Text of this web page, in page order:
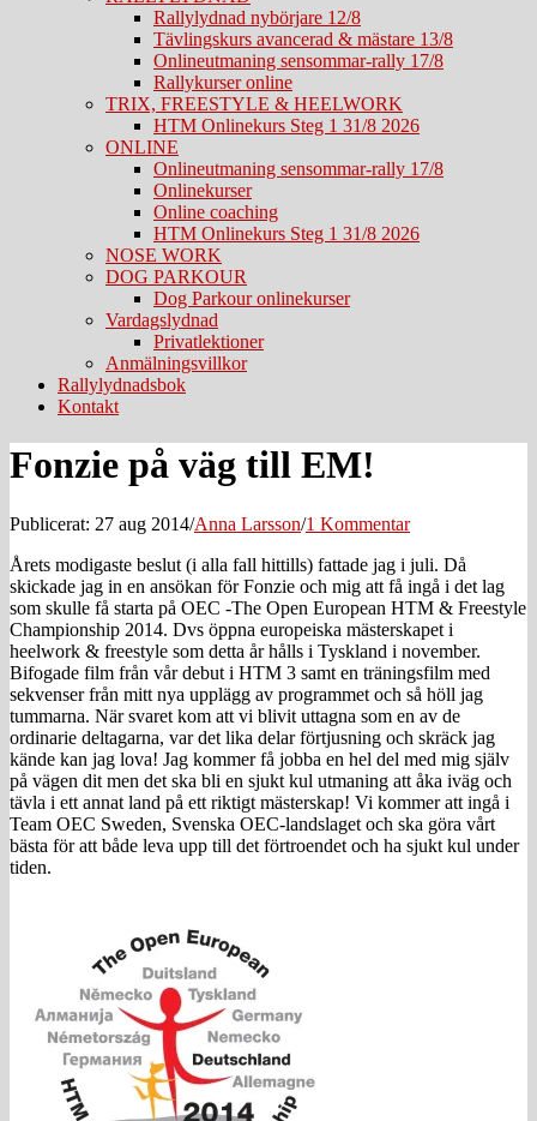
Rallylydnad nybörjare 12/8
Tävlingskurs avancerad & mästare 13/8
Onlineutmaning sensommar-rally 17/8
Rallykurser online
TRIX, FREESTYLE & HEELWORK
HTM Onlinekurs Steg 1 31/8 2026
ONLINE
Onlineutmaning sensommar-rally 17/8
Onlinekurser
Online coaching
HTM Onlinekurs Steg 1 31/8 2026
NOSE WORK
DOG PARKOUR
Dog Parkour onlinekurser
Vardagslydnad
Privatlektioner
Anmälningsvillkor
Rallylydnadsbok
Kontakt
Fonzie på väg till EM!
Publicerat: 27 aug 2014/Anna Larsson/1 Kommentar
Årets modigaste beslut (i alla fall hittills) fattade jag i juli. Då
skickade jag in en ansökan för Fonzie och mig att få ingå i det lag
som skulle få starta på OEC -The Open European HTM & Freestyle
Championship 2014. Dvs öppna europeiska mästerskapet i
heelwork & freestyle som detta år hålls i Tyskland i november.
Bifogade film från vår debut i HTM 3 samt en träningsfilm med
sekvenser från mitt nya upplägg av programmet och så höll jag
tummarna. När svaret kom att vi blivit uttagna som en av de
ordinarie deltagarna, var det lika delar förtjusning och skräck jag
kände kan jag lova! Jag kommer få jobba en hel del med mig själv
på vägen dit men det ska bli en sjukt kul utmaning att åka iväg och
tävla i ett annat land på ett riktigt mästerskap! Vi kommer att ingå i
Team OEC Sweden, Svenska OEC-landslaget och ska göra vårt
bästa för att både leva upp till det förtroendet och ha sjukt kul under
tiden.